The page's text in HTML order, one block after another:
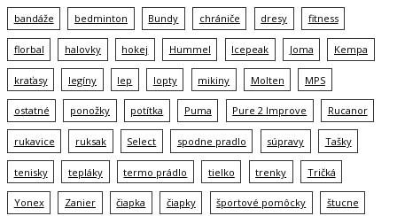
bandáže bedminton Bundy chrániče dresy fitness
florbal halovky hokej Hummel Icepeak Joma Kempa
kraťasy legíny lep lopty mikiny Molten MPS
ostatné ponožky potítka Puma Pure 2 Improve Rucanor
rukavice ruksak Select spodne pradlo súpravy Tašky
tenisky tepláky termo prádlo tielko trenky Tričká
Yonex Zanier čiapka čiapky športové pomôcky štucne